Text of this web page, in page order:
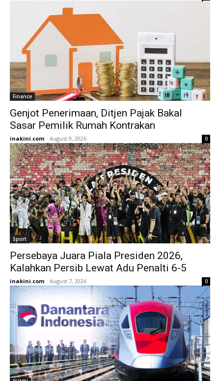
Finance
Genjot Penerimaan, Ditjen Pajak Bakal
Sasar Pemilik Rumah Kontrakan
inakini.com - August 9, 2026 0
Sport
Persebaya Juara Piala Presiden 2026,
Kalahkan Persib Lewat Adu Penalti 6-5
inakini.com - August 7, 2026 0